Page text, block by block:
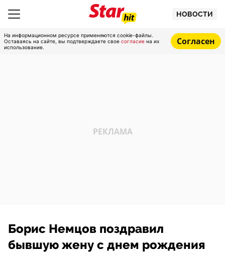
НОВОСТИ
На информационном ресурсе применяются cookie-файлы.
Оставаясь на сайте, вы подтверждаете свое согласие на их
использование.
Согласен
Борис Немцов поздравил
бывшую жену с днем рождения